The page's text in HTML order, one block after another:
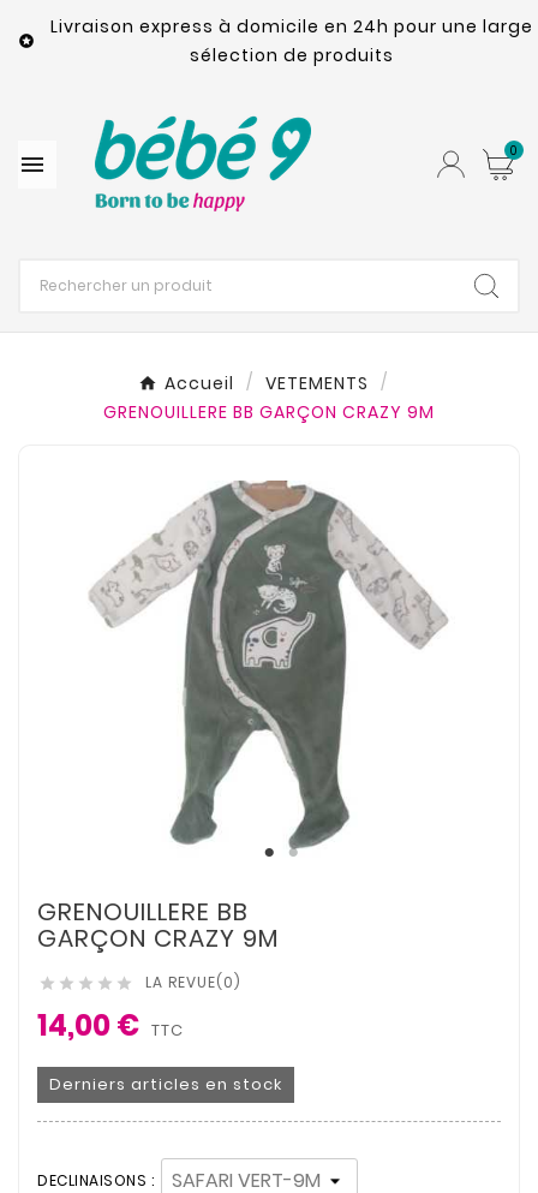

Livraison express à domicile en 24h pour une large
sélection de produits
 0
Accueil
VETEMENTS
GRENOUILLERE BB GARÇON CRAZY 9M
GRENOUILLERE BB
GARÇON CRAZY 9M
     LA REVUE(0)
14,00 € TTC
Derniers articles en stock
DECLINAISONS :